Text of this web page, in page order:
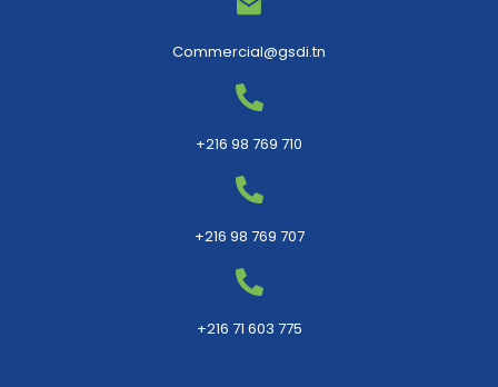
Commercial@gsdi.tn
+216 98 769 710
+216 98 769 707
+216 71 603 775